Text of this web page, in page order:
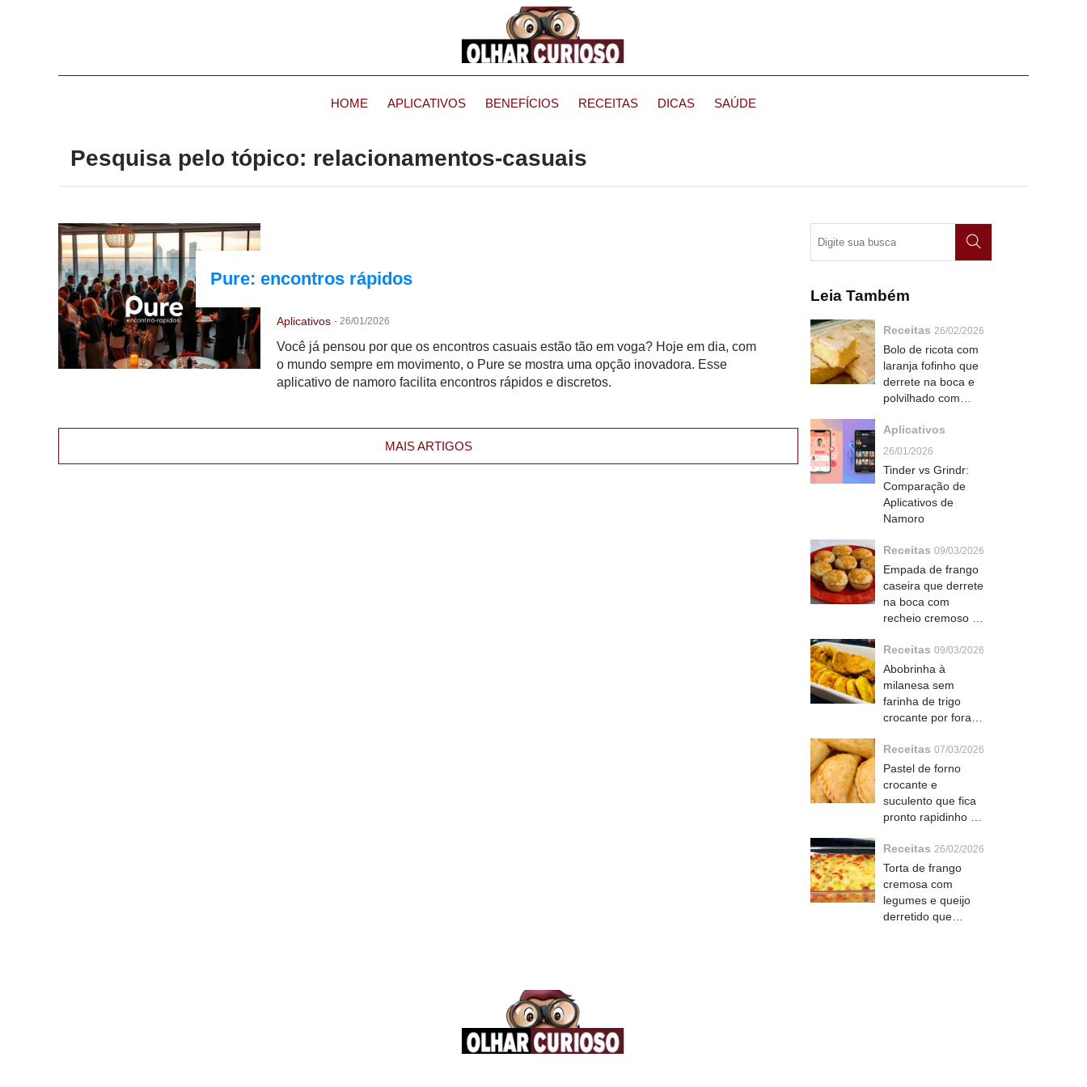
HOME APLICATIVOS BENEFÍCIOS RECEITAS DICAS SAÚDE
Pesquisa pelo tópico: relacionamentos-casuais
Pure: encontros rápidos
Aplicativos - 26/01/2026
Você já pensou por que os encontros casuais estão tão em voga? Hoje em dia, com
o mundo sempre em movimento, o Pure se mostra uma opção inovadora. Esse
aplicativo de namoro facilita encontros rápidos e discretos.
MAIS ARTIGOS
Leia Também
Receitas 26/02/2026
Bolo de ricota com
laranja fofinho que
derrete na boca e
polvilhado com
confeiteiro
Aplicativos
26/01/2026
Tinder vs Grindr:
Comparação de
Aplicativos de
Namoro
Receitas 09/03/2026
Empada de frango
caseira que derrete
na boca com
recheio cremoso e
Receitas 09/03/2026
Abobrinha à
milanesa sem
farinha de trigo
crocante por fora e
que todo mundo
ama
Receitas 07/03/2026
Pastel de forno
crocante e
suculento que fica
pronto rapidinho e
receita
Receitas 26/02/2026
Torta de frango
cremosa com
legumes e queijo
derretido que